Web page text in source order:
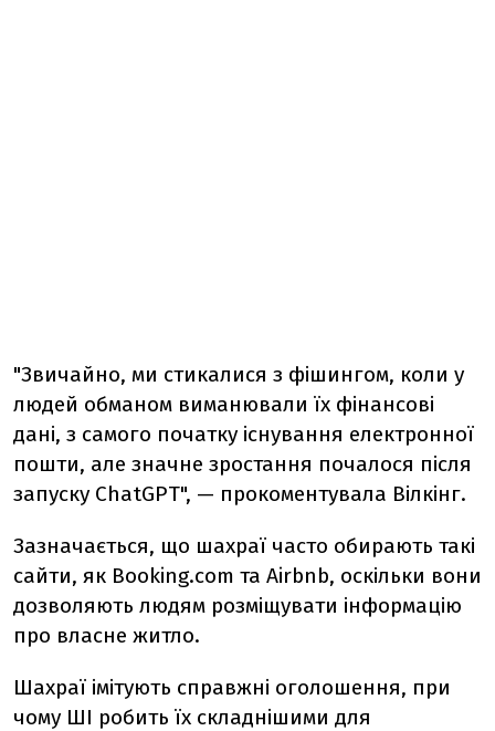
"Звичайно, ми стикалися з фішингом, коли у
людей обманом виманювали їх фінансові
дані, з самого початку існування електронної
пошти, але значне зростання почалося після
запуску ChatGPT", — прокоментувала Вілкінг.
Зазначається, що шахраї часто обирають такі
сайти, як Booking.com та Airbnb, оскільки вони
дозволяють людям розміщувати інформацію
про власне житло.
Шахраї імітують справжні оголошення, при
чому ШІ робить їх складнішими для